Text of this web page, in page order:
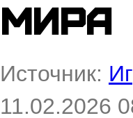
мира
Источник:
11.02.2026